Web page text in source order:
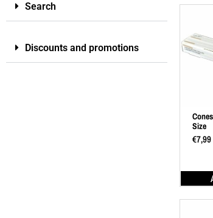
Search
Discounts and promotions
Size
€7,99